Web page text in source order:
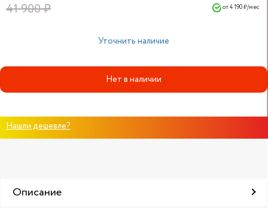
41 900 ₽ от 4 190 ₽/мес
Уточнить наличие
Нет в наличии
Нашли дешевле?
Описание